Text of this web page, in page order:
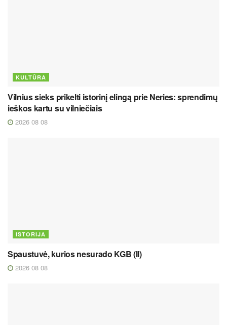
KULTŪRA
Vilnius sieks prikelti istorinį elingą prie Neries: sprendimų
ieškos kartu su vilniečiais
2026 08 08
ISTORIJA
Spaustuvė, kurios nesurado KGB (II)
2026 08 08